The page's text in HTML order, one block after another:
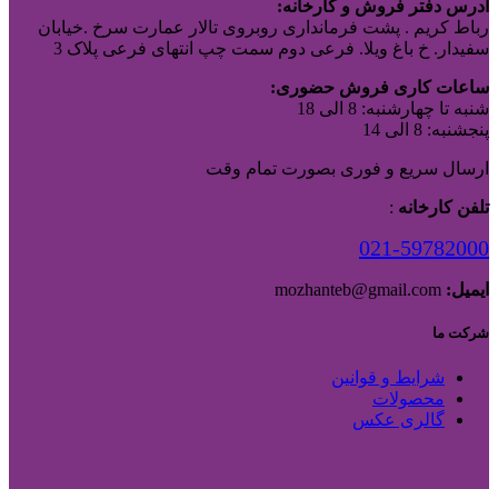
آدرس دفتر فروش و کارخانه:
رباط کریم . پشت فرمانداری روبروی تالار عمارت سرخ .خیابان
سفیدار. خ باغ ویلا. فرعی دوم سمت چپ انتهای فرعی پلاک 3
ساعات کاری فروش حضوری:
شنبه تا چهارشنبه: 8 الی 18
پنجشنبه: 8 الی 14
ارسال سریع و فوری بصورت تمام وقت
تلفن کارخانه :
021-59782000
ایمیل:
شرکت ما
شرایط و قوانین
محصولات
گالری عکس